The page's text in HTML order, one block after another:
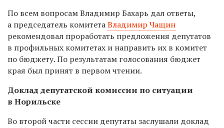
По всем вопросам Владимир Бахарь дал ответы,
а председатель комитетаВладимир Чащин
рекомендовал проработать предложения депутатов
в профильных комитетах и направить их в комитет
по бюджету. По результатам голосования бюджет
края был принят в первом чтении.
Доклад депутатской комиссии по ситуации
в Норильске
Во второй части сессии депутаты заслушали доклад